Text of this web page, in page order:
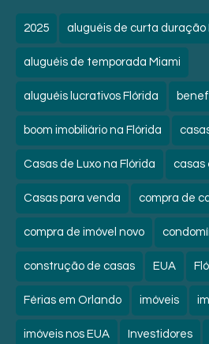
2025 aluguéis de curta duração
aluguéis de temporada Miami
aluguéis lucrativos Flórida
boom imobiliário na Flórida
Casas de Luxo na Flórida casas
Casas para venda compra de
compra de imóvel novo
construção de casas EUA
Férias em Orlando imóveis
imóveis nos EUA Investidores